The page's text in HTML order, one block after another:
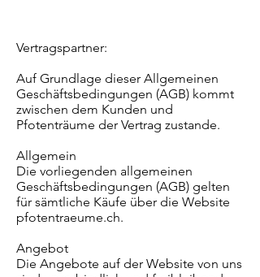
Vertragspartner:
Auf Grundlage dieser Allgemeinen
Geschäftsbedingungen (AGB) kommt
zwischen dem Kunden und
Pfotenträume der Vertrag zustande.
Allgemein
Die vorliegenden allgemeinen
Geschäftsbedingungen (AGB) gelten
für sämtliche Käufe über die Website
pfotentraeume.ch.
Angebot
Die Angebote auf der Website von uns